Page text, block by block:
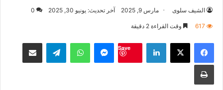
الشيف سلوى مارس 9, 2025 آخر تحديث: يونيو 30, 2025 0
617 وقت القراءة 2 دقيقة
فيسبوك ‫X لينكدإن
Save
ماسنجر واتساب تيلقرام مشاكة بواسطة البريد
طباعة